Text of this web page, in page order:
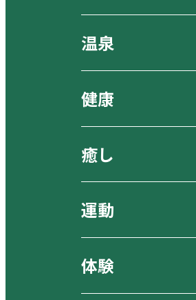
温泉
健康
癒し
運動
体験